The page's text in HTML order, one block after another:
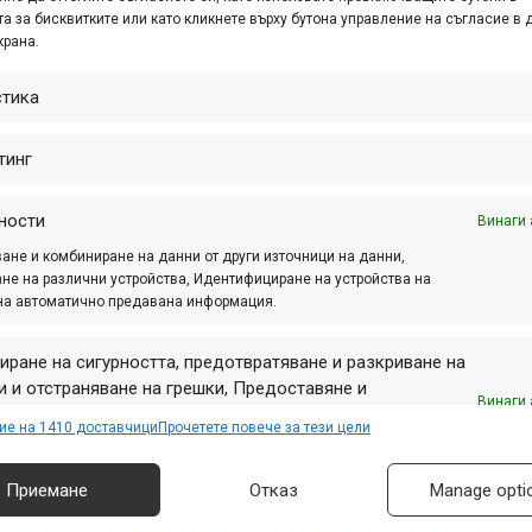
за бисквитките или като кликнете върху бутона управление на съгласие в
Винаги
и комбиниране на данни от други източници на данни,
на различни устройства, Идентифициране на устройства на
автоматично предавана информация.
на сигурността, предотвратяване и разкриване на
и отстраняване на грешки, Предоставяне и
на избори за поверителност.
Винаги
на 1410 доставчици Прочетете повече за тези цели
Приемане Отказ Manage
31.10, точно в 21:00 ч Боян Шахов от
от Concept Creative за това какво се случи
2018 г. стартира Балканска купа
се очертава все по-добра за любителите
и особено за тези по-активни и
състезатели, които искат да гонят по-
резултати и да трупат опит и извън...